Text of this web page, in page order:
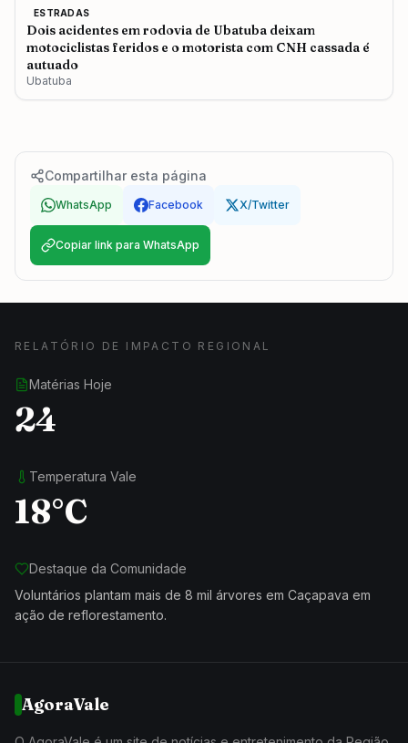
ESTRADAS
Dois acidentes em rodovia de Ubatuba deixam
motociclistas feridos e o motorista com CNH cassada é
autuado
Ubatuba
Compartilhar esta página
WhatsApp Facebook X/Twitter
Copiar link para WhatsApp
RELATÓRIO DE IMPACTO REGIONAL
Matérias Hoje
24
Temperatura Vale
18°C
Destaque da Comunidade
Voluntários plantam mais de 8 mil árvores em Caçapava em
ação de reflorestamento.
AgoraVale